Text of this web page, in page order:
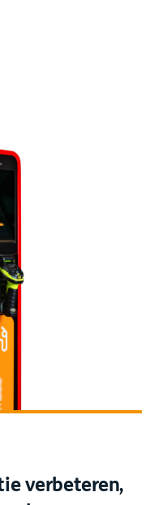
verbeteren,